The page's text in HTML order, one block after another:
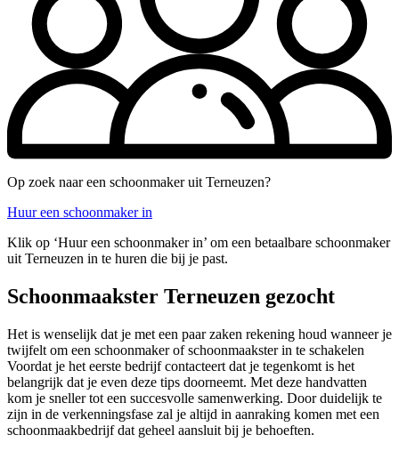
Op zoek naar een schoonmaker uit Terneuzen?
Huur een schoonmaker in
Klik op ‘Huur een schoonmaker in’ om een betaalbare schoonmaker
uit Terneuzen in te huren die bij je past.
Schoonmaakster Terneuzen gezocht
Het is wenselijk dat je met een paar zaken rekening houd wanneer je
twijfelt om een schoonmaker of schoonmaakster in te schakelen
Voordat je het eerste bedrijf contacteert dat je tegenkomt is het
belangrijk dat je even deze tips doorneemt. Met deze handvatten
kom je sneller tot een succesvolle samenwerking. Door duidelijk te
zijn in de verkenningsfase zal je altijd in aanraking komen met een
schoonmaakbedrijf dat geheel aansluit bij je behoeften.